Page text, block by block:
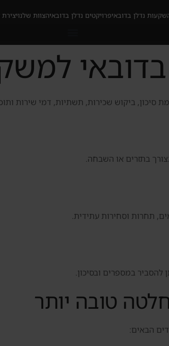
נדלן בדובאיפרויקטים נדלן בדובאיהצוות שלנו
סיכון, ביקוש שכירות, תשתיות, דמי שירות
בתזרים או השבחה.
תחרות וסחירות עתידית.
להסביר במספרים ובסיכון.
טובה יותר
הבאים: